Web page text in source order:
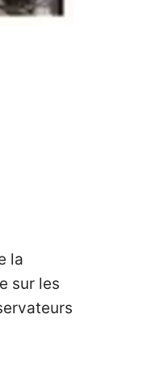
la
sur les